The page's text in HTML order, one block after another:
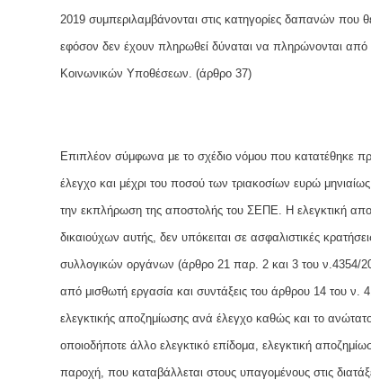
2019 συμπεριλαμβάνονται στις κατηγορίες δαπανών που
εφόσον δεν έχουν πληρωθεί δύναται να πληρώνονται από
Κοινωνικών Υποθέσεων. (άρθρο 37)
Επιπλέον σύμφωνα με το σχέδιο νόμου που κατατέθηκε
έλεγχο και μέχρι του ποσού των τριακοσίων ευρώ
την εκπλήρωση της αποστολής του ΣΕΠΕ. Η ελεγκτική
δικαιούχων αυτής, δεν υπόκειται σε ασφαλιστικές
συλλογικών οργάνων (άρθρο 21 παρ. 2 και 3 του ν.4354/
από μισθωτή εργασία και συντάξεις του άρθρου 14 του
ελεγκτικής αποζημίωσης ανά έλεγχο καθώς και το
οποιοδήποτε άλλο ελεγκτικό επίδομα, ελεγκτική
παροχή, που καταβάλλεται στους υπαγομένους στις